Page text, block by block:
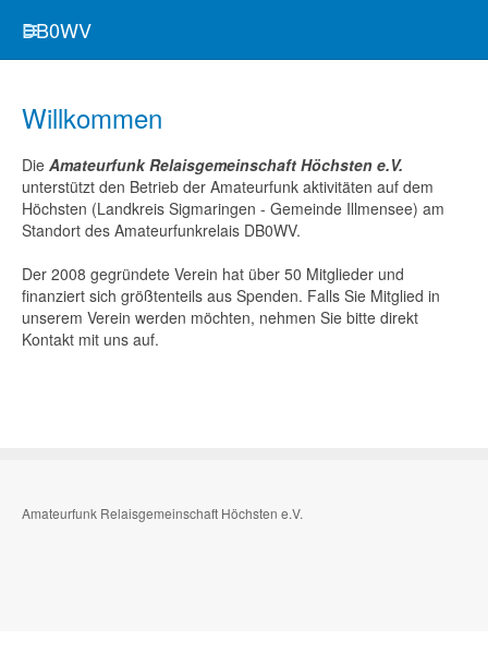
DB0WV
Willkommen
Die Amateurfunk Relaisgemeinschaft Höchsten e.V.
unterstützt den Betrieb der Amateurfunk aktivitäten auf dem
Höchsten (Landkreis Sigmaringen - Gemeinde Illmensee) am
Standort des Amateurfunkrelais DB0WV.
Der 2008 gegründete Verein hat über 50 Mitglieder und
finanziert sich größtenteils aus Spenden. Falls Sie Mitglied in
unserem Verein werden möchten, nehmen Sie bitte direkt
Kontakt mit uns auf.
Amateurfunk Relaisgemeinschaft Höchsten e.V.